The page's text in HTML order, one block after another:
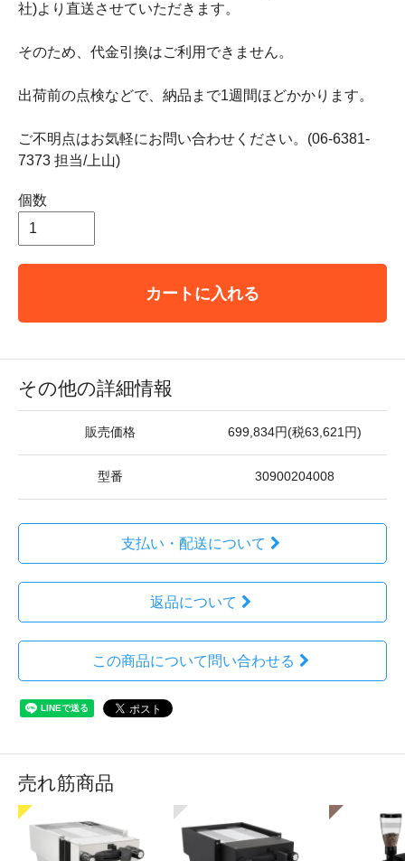
社)より直送させていただきます。
そのため、代金引換はご利用できません。
出荷前の点検などで、納品まで1週間ほどかかります。
ご不明点はお気軽にお問い合わせください。(06-6381-
7373 担当/上山)
個数
カートに入れる
その他の詳細情報
販売価格 699,834円(税63,621円)
型番 30900204008
支払い・配送について
返品について
この商品について問い合わせる
売れ筋商品